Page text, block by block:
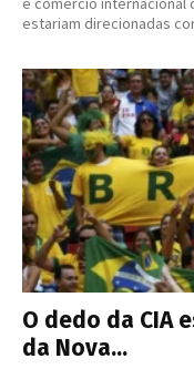
estariam direcionadas
O dedo da CIA
da Nova...